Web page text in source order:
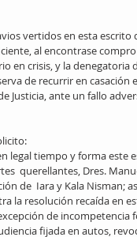
vertidos en esta escrito
al encontrase
en crisis, y la denegatoria
de recurrir en
Justicia, ante un fallo
querellantes, Dres.
de  Iara y Kala Nisman;
la resolución recaída en
de incompetencia